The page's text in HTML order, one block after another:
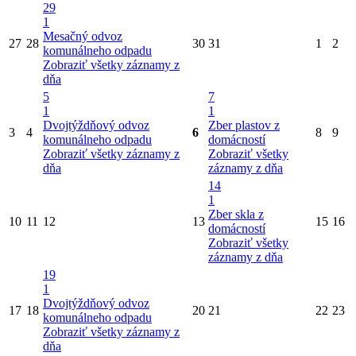
27 28
29
1
Mesačný odvoz
komunálneho odpadu
Zobraziť všetky záznamy z
dňa
30 31 1 2
3 4
5
1
Dvojtýždňový odvoz
komunálneho odpadu
Zobraziť všetky záznamy z
dňa
6
7
1
Zber plastov z
domácností
Zobraziť všetky
záznamy z dňa
8 9
10 11 12 13
14
1
Zber skla z
domácností
Zobraziť všetky
záznamy z dňa
15 16
17 18
19
1
Dvojtýždňový odvoz
komunálneho odpadu
Zobraziť všetky záznamy z
dňa
20 21 22 23